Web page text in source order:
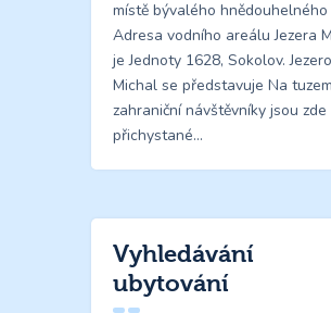
místě bývalého hnědouhelného
Adresa vodního areálu Jezera
je Jednoty 1628, Sokolov. Jezero
Michal se představuje Na
zahraniční návštěvníky jsou zde
přichystané…
Vyhledávání
ubytování